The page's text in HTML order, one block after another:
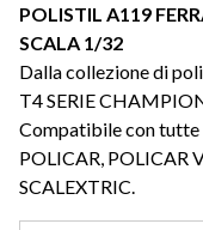
POLISTIL A119
SCALA 1/32
Dalla collezione di
T4 SERIE
Compatibile con tutte
POLICAR, POLICAR
SCALEXTRIC.